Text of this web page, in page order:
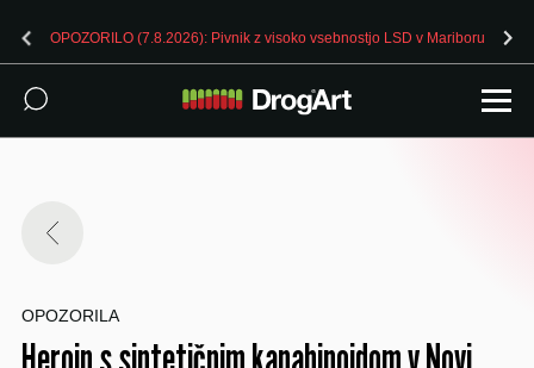
OPOZORILO (7.8.2026): Pivnik z visoko vsebnostjo LSD v Mariboru
OPOZORILA